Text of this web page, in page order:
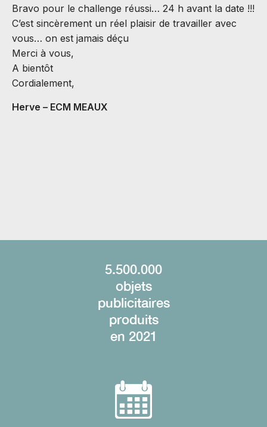
Bravo pour le challenge réussi… 24 h avant la date !!!
C’est sincèrement un réel plaisir de travailler avec
vous… on est jamais déçu
Merci à vous,
A bientôt
Cordialement,
Herve – ECM MEAUX
5.500.000
objets
publicitaires
produits
en 2021